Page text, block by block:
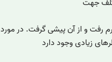
جهت
رفت و از آن پیشی گرفت. در
زیادی وجود دارد